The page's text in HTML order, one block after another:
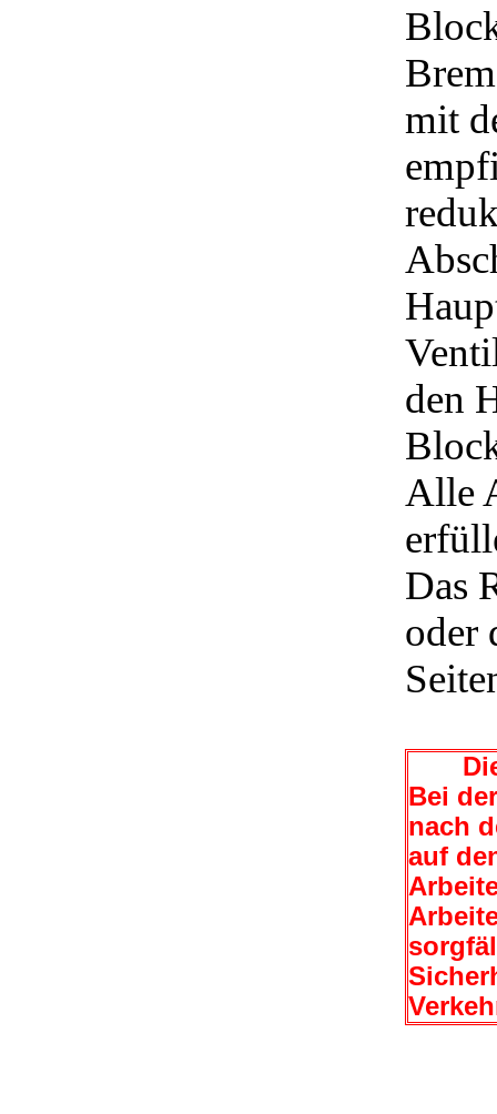
mit
den
Alle
Das
oder
Die
Bei
nach
auf